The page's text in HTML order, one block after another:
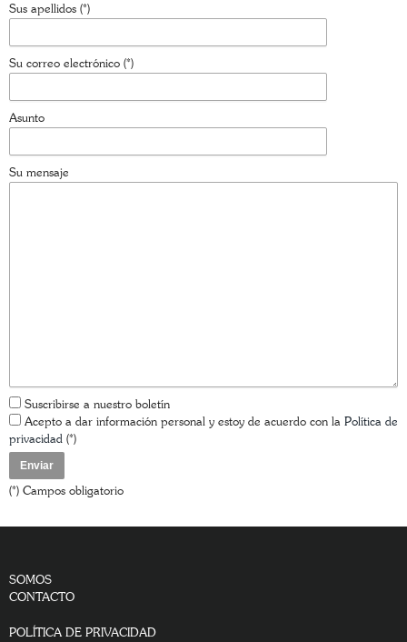
Sus apellidos (*)
Su correo electrónico (*)
Asunto
Su mensaje
Suscribirse a nuestro boletín
Acepto a dar información personal y estoy de acuerdo con la Política de
privacidad (*)
(*) Campos obligatorio
SOMOS
CONTACTO
POLÍTICA DE PRIVACIDAD